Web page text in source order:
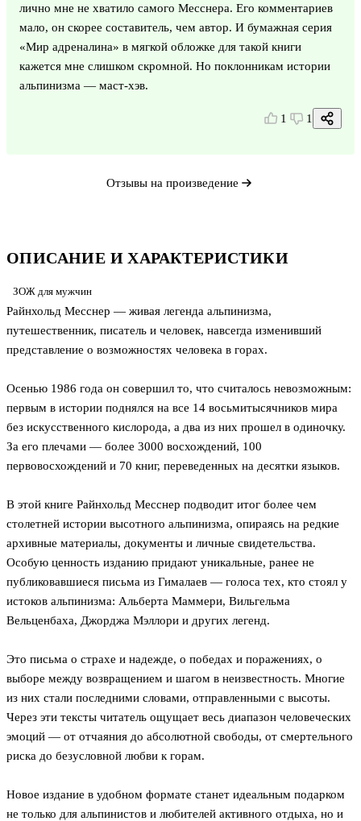
ОПИСАНИЕ И ХАРАКТЕРИСТИКИ
ЗОЖ для мужчин
Райнхольд Месснер — живая легенда альпинизма,
путешественник, писатель и человек, навсегда изменивший
представление о возможностях человека в горах.
Осенью 1986 года он совершил то, что считалось невозможным:
первым в истории поднялся на все 14 восьмитысячников мира
без искусственного кислорода, а два из них прошел в одиночку.
За его плечами — более 3000 восхождений, 100
первовосхождений и 70 книг, переведенных на десятки языков.
В этой книге Райнхольд Месснер подводит итог более чем
столетней истории высотного альпинизма, опираясь на редкие
архивные материалы, документы и личные свидетельства.
Особую ценность изданию придают уникальные, ранее не
публиковавшиеся письма из Гималаев — голоса тех, кто стоял у
истоков альпинизма: Альберта Маммери, Вильгельма
Вельценбаха, Джорджа Мэллори и других легенд.
Это письма о страхе и надежде, о победах и поражениях, о
выборе между возвращением и шагом в неизвестность. Многие
из них стали последними словами, отправленными с высоты.
Через эти тексты читатель ощущает весь диапазон человеческих
эмоций — от отчаяния до абсолютной свободы, от смертельного
риска до безусловной любви к горам.
Новое издание в удобном формате станет идеальным подарком
не только для альпинистов и любителей активного отдыха, но и
лично мне не хватило самого Месснера. Его комментариев
мало, он скорее составитель, чем автор. И бумажная серия
«Мир адреналина» в мягкой обложке для такой книги
кажется мне слишком скромной. Но поклонникам истории
альпинизма — маст-хэв.
1 1
Отзывы на произведение